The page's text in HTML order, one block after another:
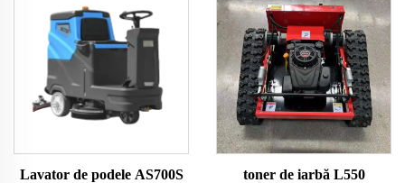
Lavator de podele AS700S toner de iarbă L550